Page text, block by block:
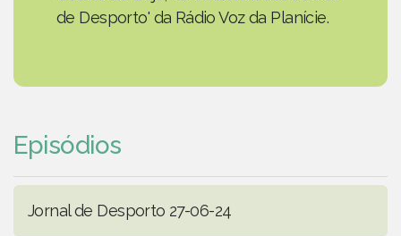
de Desporto' da Rádio Voz da Planície.
Episódios
Jornal de Desporto 27-06-24